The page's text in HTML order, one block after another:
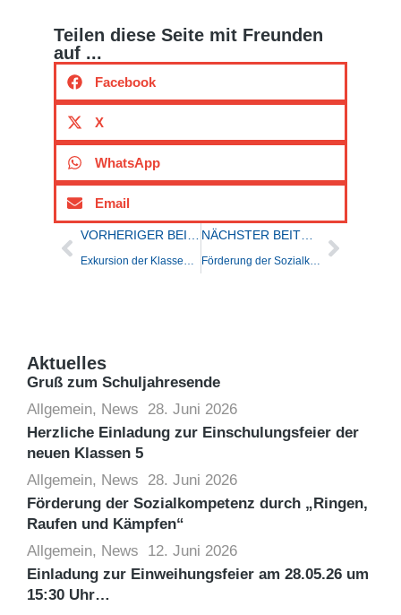
Teilen diese Seite mit Freunden
auf ...
Facebook
X
WhatsApp
Email
VORHERIGER BEITRAG:
Exkursion der Klassenstufe 9 zur Gedenkstätte in Hadamar
NÄCHSTER BEITRAG:
Förderung der Sozialkompetenz durch „Ringen, Raufen und Kämpfen“
Aktuelles
Gruß zum Schuljahresende
Allgemein, News
28. Juni 2026
Herzliche Einladung zur Einschulungsfeier der
neuen Klassen 5
Allgemein, News
28. Juni 2026
Förderung der Sozialkompetenz durch „Ringen,
Raufen und Kämpfen“
Allgemein, News
12. Juni 2026
Einladung zur Einweihungsfeier am 28.05.26 um
15:30 Uhr…